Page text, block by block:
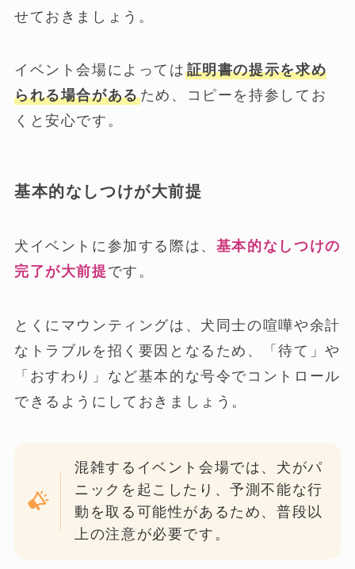
せておきましょう。
イベント会場によっては 証明書の提示を求め
られる場合があるため、コピーを持参してお
くと安心です。
基本的なしつけが大前提
犬イベントに参加する際は、 基本的なしつけの
完了が大前提です。
とくにマウンティングは、犬同士の喧嘩や余計
なトラブルを招く要因となるため、「待て」や
「おすわり」など基本的な号令でコントロール
できるようにしておきましょう。
混雑するイベント会場では、犬がパ
ニックを起こしたり、予測不能な行
動を取る可能性があるため、普段以
上の注意が必要です。